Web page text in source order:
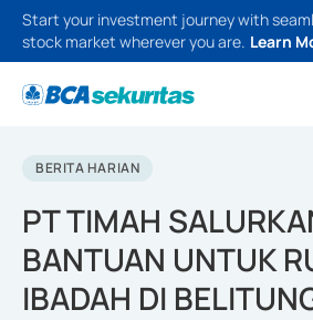
Start your investment journey with
stock market wherever you are. Learn
BERITA HARIAN
PT TIMAH
BANTUAN UNTUK
IBADAH DI